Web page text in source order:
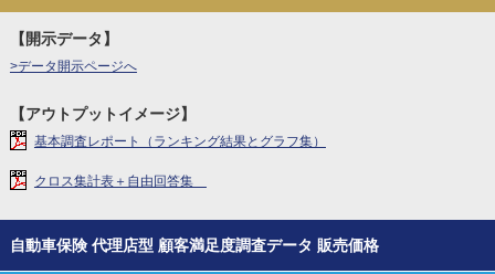
【開示データ】
>データ開示ページへ
【アウトプットイメージ】
基本調査レポート（ランキング結果とグラフ集）
クロス集計表＋自由回答集
自動車保険 代理店型 顧客満足度調査データ 販売価格